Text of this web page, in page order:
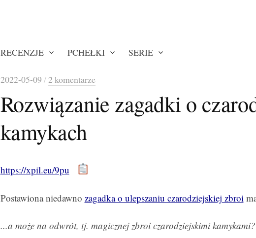
RECENZJE PCHEŁKI SERIE
2022-05-09 / 2 komentarze
Rozwiązanie zagadki o
kamykach
https://xpil.eu/9pu
Postawiona niedawno zagadka o ulepszaniu czarodziejskiej zbroi
...a może na odwrót, tj. magicznej zbroi czarodziejskimi